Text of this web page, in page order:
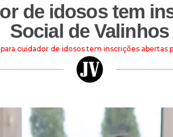
de idosos tem
Social de Valinhos
cuidador de idosos tem inscrições abertas